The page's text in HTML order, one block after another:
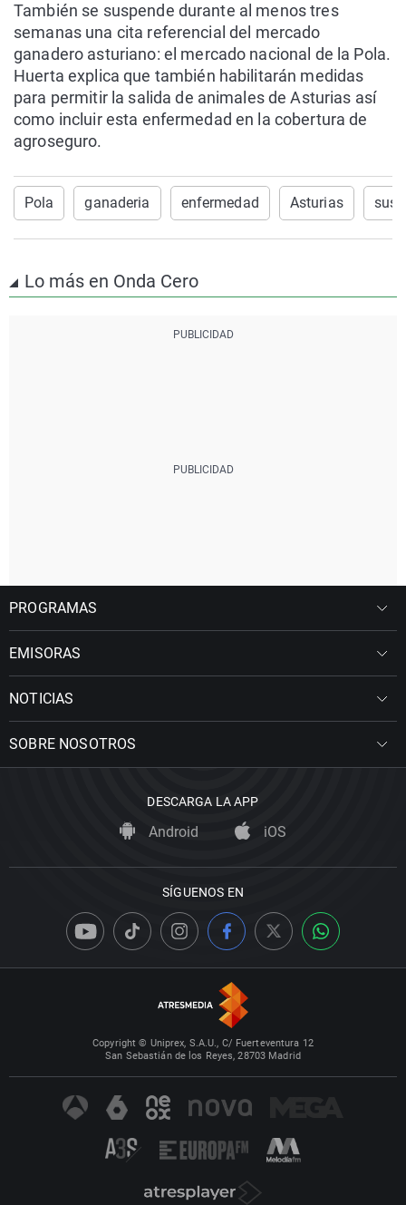
También se suspende durante al menos tres
semanas una cita referencial del mercado
ganadero asturiano: el mercado nacional de la Pola.
Huerta explica que también habilitarán medidas
para permitir la salida de animales de Asturias así
como incluir esta enfermedad en la cobertura de
agroseguro.
Pola ganaderia enfermedad Asturias
Lo más en Onda Cero
PROGRAMAS
EMISORAS
NOTICIAS
SOBRE NOSOTROS
DESCARGA LA APP
Android iOS
SÍGUENOS EN
Copyright © Uniprex, S.A.U., C/ Fuerteventura 12
San Sebastián de los Reyes, 28703 Madrid